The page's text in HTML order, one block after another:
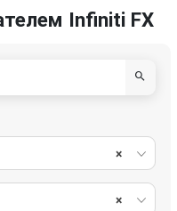
Infiniti FX
×
×